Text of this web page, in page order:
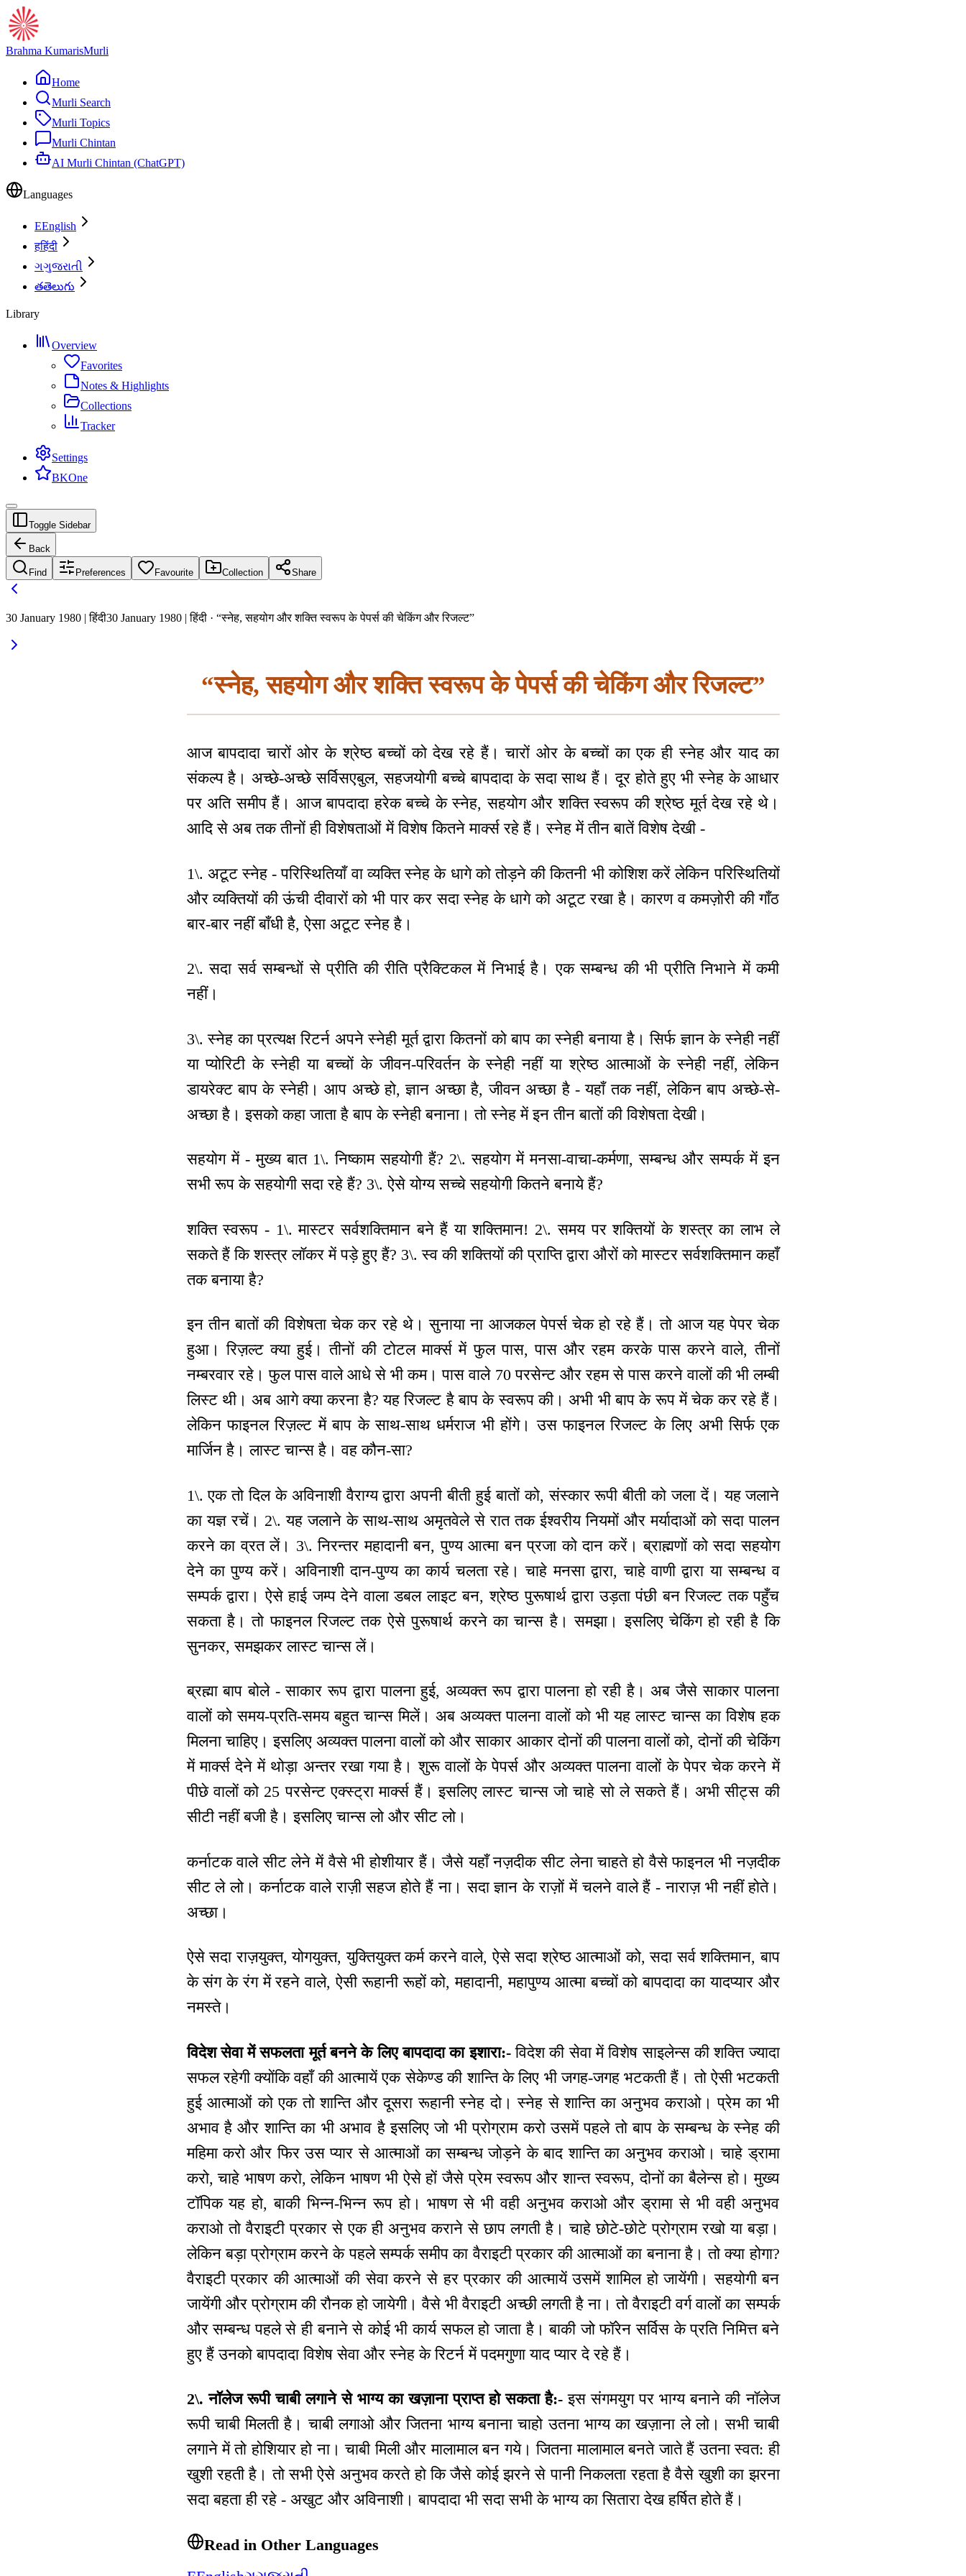
Brahma KumarisMurli
Home
Murli Search
Murli Topics
Murli Chintan
AI Murli Chintan (ChatGPT)
Languages
EEnglish
हहिंदी
ગગુજરાતી
తతెలుగు
Library
Overview
Favorites
Notes & Highlights
Collections
Tracker
Settings
BKOne
Toggle Sidebar
Back
Find Preferences Favourite Collection Share
30 January 1980 | हिंदी30 January 1980 | हिंदी · “स्नेह, सहयोग और शक्ति स्वरूप के पेपर्स की चेकिंग और रिजल्ट”
“स्नेह, सहयोग और शक्ति स्वरूप के पेपर्स की चेकिंग और रिजल्ट”
आज बापदादा चारों ओर के श्रेष्ठ बच्चों को देख रहे हैं। चारों ओर के बच्चों का एक ही स्नेह और याद का
संकल्प है। अच्छे-अच्छे सर्विसएबुल, सहजयोगी बच्चे बापदादा के सदा साथ हैं। दूर होते हुए भी स्नेह के आधार
पर अति समीप हैं। आज बापदादा हरेक बच्चे के स्नेह, सहयोग और शक्ति स्वरूप की श्रेष्ठ मूर्त देख रहे थे।
आदि से अब तक तीनों ही विशेषताओं में विशेष कितने मार्क्स रहे हैं। स्नेह में तीन बातें विशेष देखी -
1\. अटूट स्नेह - परिस्थितियाँ वा व्यक्ति स्नेह के धागे को तोड़ने की कितनी भी कोशिश करें लेकिन परिस्थितियों
और व्यक्तियों की ऊंची दीवारों को भी पार कर सदा स्नेह के धागे को अटूट रखा है। कारण व कमज़ोरी की गाँठ
बार-बार नहीं बाँधी है, ऐसा अटूट स्नेह है।
2\. सदा सर्व सम्बन्धों से प्रीति की रीति प्रैक्टिकल में निभाई है। एक सम्बन्ध की भी प्रीति निभाने में कमी
नहीं।
3\. स्नेह का प्रत्यक्ष रिटर्न अपने स्नेही मूर्त द्वारा कितनों को बाप का स्नेही बनाया है। सिर्फ ज्ञान के स्नेही नहीं
या प्योरिटी के स्नेही या बच्चों के जीवन-परिवर्तन के स्नेही नहीं या श्रेष्ठ आत्माओं के स्नेही नहीं, लेकिन
डायरेक्ट बाप के स्नेही। आप अच्छे हो, ज्ञान अच्छा है, जीवन अच्छा है - यहाँ तक नहीं, लेकिन बाप अच्छे-से-
अच्छा है। इसको कहा जाता है बाप के स्नेही बनाना। तो स्नेह में इन तीन बातों की विशेषता देखी।
सहयोग में - मुख्य बात 1\. निष्काम सहयोगी हैं? 2\. सहयोग में मनसा-वाचा-कर्मणा, सम्बन्ध और सम्पर्क में इन
सभी रूप के सहयोगी सदा रहे हैं? 3\. ऐसे योग्य सच्चे सहयोगी कितने बनाये हैं?
शक्ति स्वरूप - 1\. मास्टर सर्वशक्तिमान बने हैं या शक्तिमान! 2\. समय पर शक्तियों के शस्त्र का लाभ ले
सकते हैं कि शस्त्र लॉकर में पड़े हुए हैं? 3\. स्व की शक्तियों की प्राप्ति द्वारा औरों को मास्टर सर्वशक्तिमान कहाँ
तक बनाया है?
इन तीन बातों की विशेषता चेक कर रहे थे। सुनाया ना आजकल पेपर्स चेक हो रहे हैं। तो आज यह पेपर चेक
हुआ। रिज़ल्ट क्या हुई। तीनों की टोटल मार्क्स में फुल पास, पास और रहम करके पास करने वाले, तीनों
नम्बरवार रहे। फुल पास वाले आधे से भी कम। पास वाले 70 परसेन्ट और रहम से पास करने वालों की भी लम्बी
लिस्ट थी। अब आगे क्या करना है? यह रिजल्ट है बाप के स्वरूप की। अभी भी बाप के रूप में चेक कर रहे हैं।
लेकिन फाइनल रिज़ल्ट में बाप के साथ-साथ धर्मराज भी होंगे। उस फाइनल रिजल्ट के लिए अभी सिर्फ एक
मार्जिन है। लास्ट चान्स है। वह कौन-सा?
1\. एक तो दिल के अविनाशी वैराग्य द्वारा अपनी बीती हुई बातों को, संस्कार रूपी बीती को जला दें। यह जलाने
का यज्ञ रचें। 2\. यह जलाने के साथ-साथ अमृतवेले से रात तक ईश्वरीय नियमों और मर्यादाओं को सदा पालन
करने का व्रत लें। 3\. निरन्तर महादानी बन, पुण्य आत्मा बन प्रजा को दान करें। ब्राह्मणों को सदा सहयोग
देने का पुण्य करें। अविनाशी दान-पुण्य का कार्य चलता रहे। चाहे मनसा द्वारा, चाहे वाणी द्वारा या सम्बन्ध व
सम्पर्क द्वारा। ऐसे हाई जम्प देने वाला डबल लाइट बन, श्रेष्ठ पुरूषार्थ द्वारा उड़ता पंछी बन रिजल्ट तक पहुँच
सकता है। तो फाइनल रिजल्ट तक ऐसे पुरूषार्थ करने का चान्स है। समझा। इसलिए चेकिंग हो रही है कि
सुनकर, समझकर लास्ट चान्स लें।
ब्रह्मा बाप बोले - साकार रूप द्वारा पालना हुई, अव्यक्त रूप द्वारा पालना हो रही है। अब जैसे साकार पालना
वालों को समय-प्रति-समय बहुत चान्स मिलें। अब अव्यक्त पालना वालों को भी यह लास्ट चान्स का विशेष हक
मिलना चाहिए। इसलिए अव्यक्त पालना वालों को और साकार आकार दोनों की पालना वालों को, दोनों की चेकिंग
में मार्क्स देने में थोड़ा अन्तर रखा गया है। शुरू वालों के पेपर्स और अव्यक्त पालना वालों के पेपर चेक करने में
पीछे वालों को 25 परसेन्ट एक्स्ट्रा मार्क्स हैं। इसलिए लास्ट चान्स जो चाहे सो ले सकते हैं। अभी सीट्स की
सीटी नहीं बजी है। इसलिए चान्स लो और सीट लो।
कर्नाटक वाले सीट लेने में वैसे भी होशीयार हैं। जैसे यहाँ नज़दीक सीट लेना चाहते हो वैसे फाइनल भी नज़दीक
सीट ले लो। कर्नाटक वाले राज़ी सहज होते हैं ना। सदा ज्ञान के राज़ों में चलने वाले हैं - नाराज़ भी नहीं होते।
अच्छा।
ऐसे सदा राज़युक्त, योगयुक्त, युक्तियुक्त कर्म करने वाले, ऐसे सदा श्रेष्ठ आत्माओं को, सदा सर्व शक्तिमान, बाप
के संग के रंग में रहने वाले, ऐसी रूहानी रूहों को, महादानी, महापुण्य आत्मा बच्चों को बापदादा का यादप्यार और
नमस्ते।
विदेश सेवा में सफलता मूर्त बनने के लिए बापदादा का इशारा:-विदेश की सेवा में विशेष साइलेन्स की शक्ति ज्यादा
सफल रहेगी क्योंकि वहाँ की आत्मायें एक सेकेण्ड की शान्ति के लिए भी जगह-जगह भटकती हैं। तो ऐसी भटकती
हुई आत्माओं को एक तो शान्ति और दूसरा रूहानी स्नेह दो। स्नेह से शान्ति का अनुभव कराओ। प्रेम का भी
अभाव है और शान्ति का भी अभाव है इसलिए जो भी प्रोग्राम करो उसमें पहले तो बाप के सम्बन्ध के स्नेह की
महिमा करो और फिर उस प्यार से आत्माओं का सम्बन्ध जोड़ने के बाद शान्ति का अनुभव कराओ। चाहे ड्रामा
करो, चाहे भाषण करो, लेकिन भाषण भी ऐसे हों जैसे प्रेम स्वरूप और शान्त स्वरूप, दोनों का बैलेन्स हो। मुख्य
टॉपिक यह हो, बाकी भिन्न-भिन्न रूप हो। भाषण से भी वही अनुभव कराओ और ड्रामा से भी वही अनुभव
कराओ तो वैराइटी प्रकार से एक ही अनुभव कराने से छाप लगती है। चाहे छोटे-छोटे प्रोग्राम रखो या बड़ा।
लेकिन बड़ा प्रोग्राम करने के पहले सम्पर्क समीप का वैराइटी प्रकार की आत्माओं का बनाना है। तो क्या होगा?
वैराइटी प्रकार की आत्माओं की सेवा करने से हर प्रकार की आत्मायें उसमें शामिल हो जायेंगी। सहयोगी बन
जायेंगी और प्रोग्राम की रौनक हो जायेगी। वैसे भी वैराइटी अच्छी लगती है ना। तो वैराइटी वर्ग वालों का सम्पर्क
और सम्बन्ध पहले से ही बनाने से कोई भी कार्य सफल हो जाता है। बाकी जो फॉरेन सर्विस के प्रति निमित्त बने
हुए हैं उनको बापदादा विशेष सेवा और स्नेह के रिटर्न में पदमगुणा याद प्यार दे रहे हैं।
2\. नॉलेज रूपी चाबी लगाने से भाग्य का खज़ाना प्राप्त हो सकता है:- इस संगमयुग पर भाग्य बनाने की नॉलेज
रूपी चाबी मिलती है। चाबी लगाओ और जितना भाग्य बनाना चाहो उतना भाग्य का खज़ाना ले लो। सभी चाबी
लगाने में तो होशियार हो ना। चाबी मिली और मालामाल बन गये। जितना मालामाल बनते जाते हैं उतना स्वत: ही
खुशी रहती है। तो सभी ऐसे अनुभव करते हो कि जैसे कोई झरने से पानी निकलता रहता है वैसे खुशी का झरना
सदा बहता ही रहे - अखुट और अविनाशी। बापदादा भी सदा सभी के भाग्य का सितारा देख हर्षित होते हैं।
Read in Other Languages